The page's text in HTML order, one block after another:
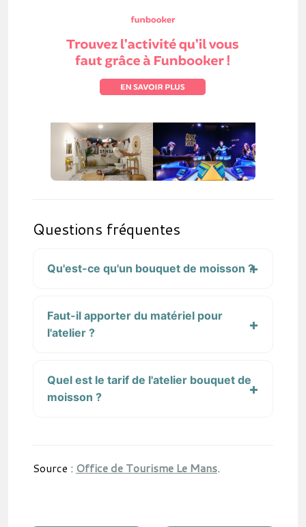
Questions fréquentes
Qu'est-ce qu'un bouquet de moisson ?
Faut-il apporter du matériel pour
l'atelier ?
Quel est le tarif de l'atelier bouquet de
moisson ?
Source : Office de Tourisme Le Mans.